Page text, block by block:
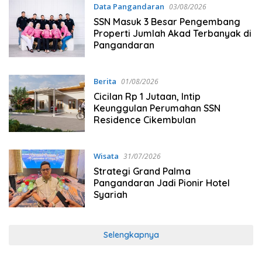
Data Pangandaran 03/08/2026
SSN Masuk 3 Besar Pengembang
Properti Jumlah Akad Terbanyak di
Pangandaran
Berita 01/08/2026
Cicilan Rp 1 Jutaan, Intip
Keunggulan Perumahan SSN
Residence Cikembulan
Wisata 31/07/2026
Strategi Grand Palma
Pangandaran Jadi Pionir Hotel
Syariah
Selengkapnya